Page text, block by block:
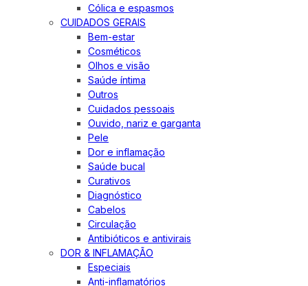
Cólica e espasmos
CUIDADOS GERAIS
Bem-estar
Cosméticos
Olhos e visão
Saúde íntima
Outros
Cuidados pessoais
Ouvido, nariz e garganta
Pele
Dor e inflamação
Saúde bucal
Curativos
Diagnóstico
Cabelos
Circulação
Antibióticos e antivirais
DOR & INFLAMAÇÃO
Especiais
Anti-inflamatórios